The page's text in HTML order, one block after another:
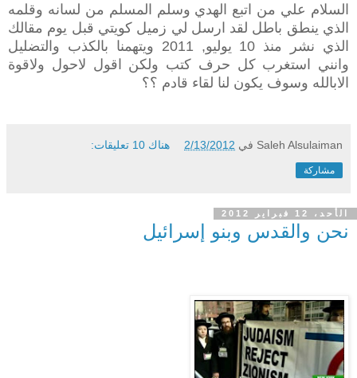
السلام علي من اتبع الهدي وسلم المسلم من لسانه وقلمه
الذي ينطق باطل لقد ارسل لي زميل كويتي قبل يوم مقالك
الذي نشر منذ 10
يوليو, 2011 ويتهمنا بالكذب والتضليل
وانني استغرب كل حرف كتب ولكن اقول لاحول ولاقوة
الابالله وسوف يكون لنا لقاء قادم ؟؟
Saleh Alsulaiman في 2/13/2012 هناك 10 تعليقات:
مشاركة
الأحد، 12 فبراير 2012
نحن والقدس وبنو إسرائيل